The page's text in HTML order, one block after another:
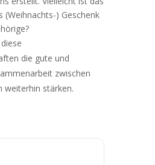
(Weihnachts-) Geschenk
die gute und
zwischen
weiterhin stärken.